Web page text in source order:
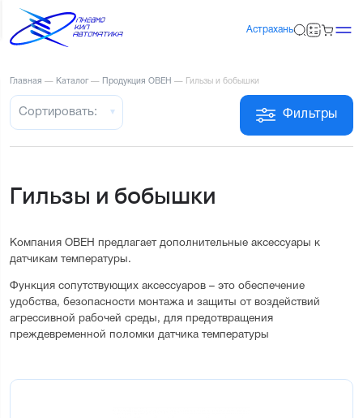
Астрахань
Главная — Каталог — Продукция ОВЕН — Гильзы и бобышки
Фильтры
Сортировать:
Гильзы и бобышки
Компания ОВЕН предлагает дополнительные аксессуары к
датчикам температуры.
Функция сопутствующих аксессуаров – это обеспечение
удобства, безопасности монтажа и защиты от воздействий
агрессивной рабочей среды, для предотвращения
преждевременной поломки датчика температуры